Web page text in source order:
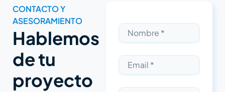
CONTACTO Y
ASESORAMIENTO
Hablemos
de tu
proyecto